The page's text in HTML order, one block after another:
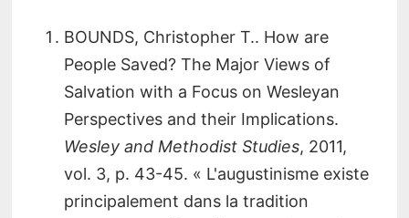
BOUNDS, Christopher T.. How are
People Saved? The Major Views of
Salvation with a Focus on Wesleyan
Perspectives and their Implications.
Wesley and Methodist Studies, 2011,
vol. 3, p. 43-45. « L'augustinisme existe
principalement dans la tradition